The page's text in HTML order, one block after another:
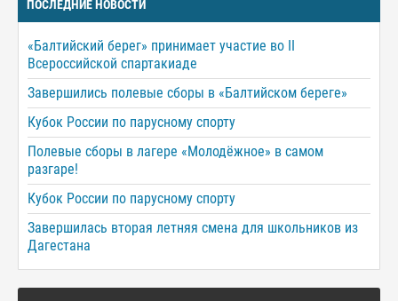
ПОСЛЕДНИЕ НОВОСТИ
«Балтийский берег» принимает участие во II
Всероссийской спартакиаде
Завершились полевые сборы в «Балтийском береге»
Кубок России по парусному спорту
Полевые сборы в лагере «Молодёжное» в самом
разгаре!
Кубок России по парусному спорту
Завершилась вторая летняя смена для школьников из
Дагестана